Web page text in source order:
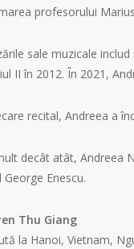
profesorului
sale muzicale
II în 2012. În 2021,
recital, Andreea a
decât atât, Andreea
George Enescu.
Thu Giang
la Hanoi, Vietnam,